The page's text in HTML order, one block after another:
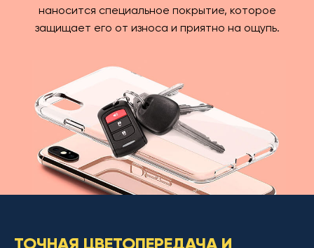
наносится специальное покрытие, которое
защищает его от износа и приятно на ощупь.
ТОЧНАЯ ЦВЕТОПЕРЕДАЧА И